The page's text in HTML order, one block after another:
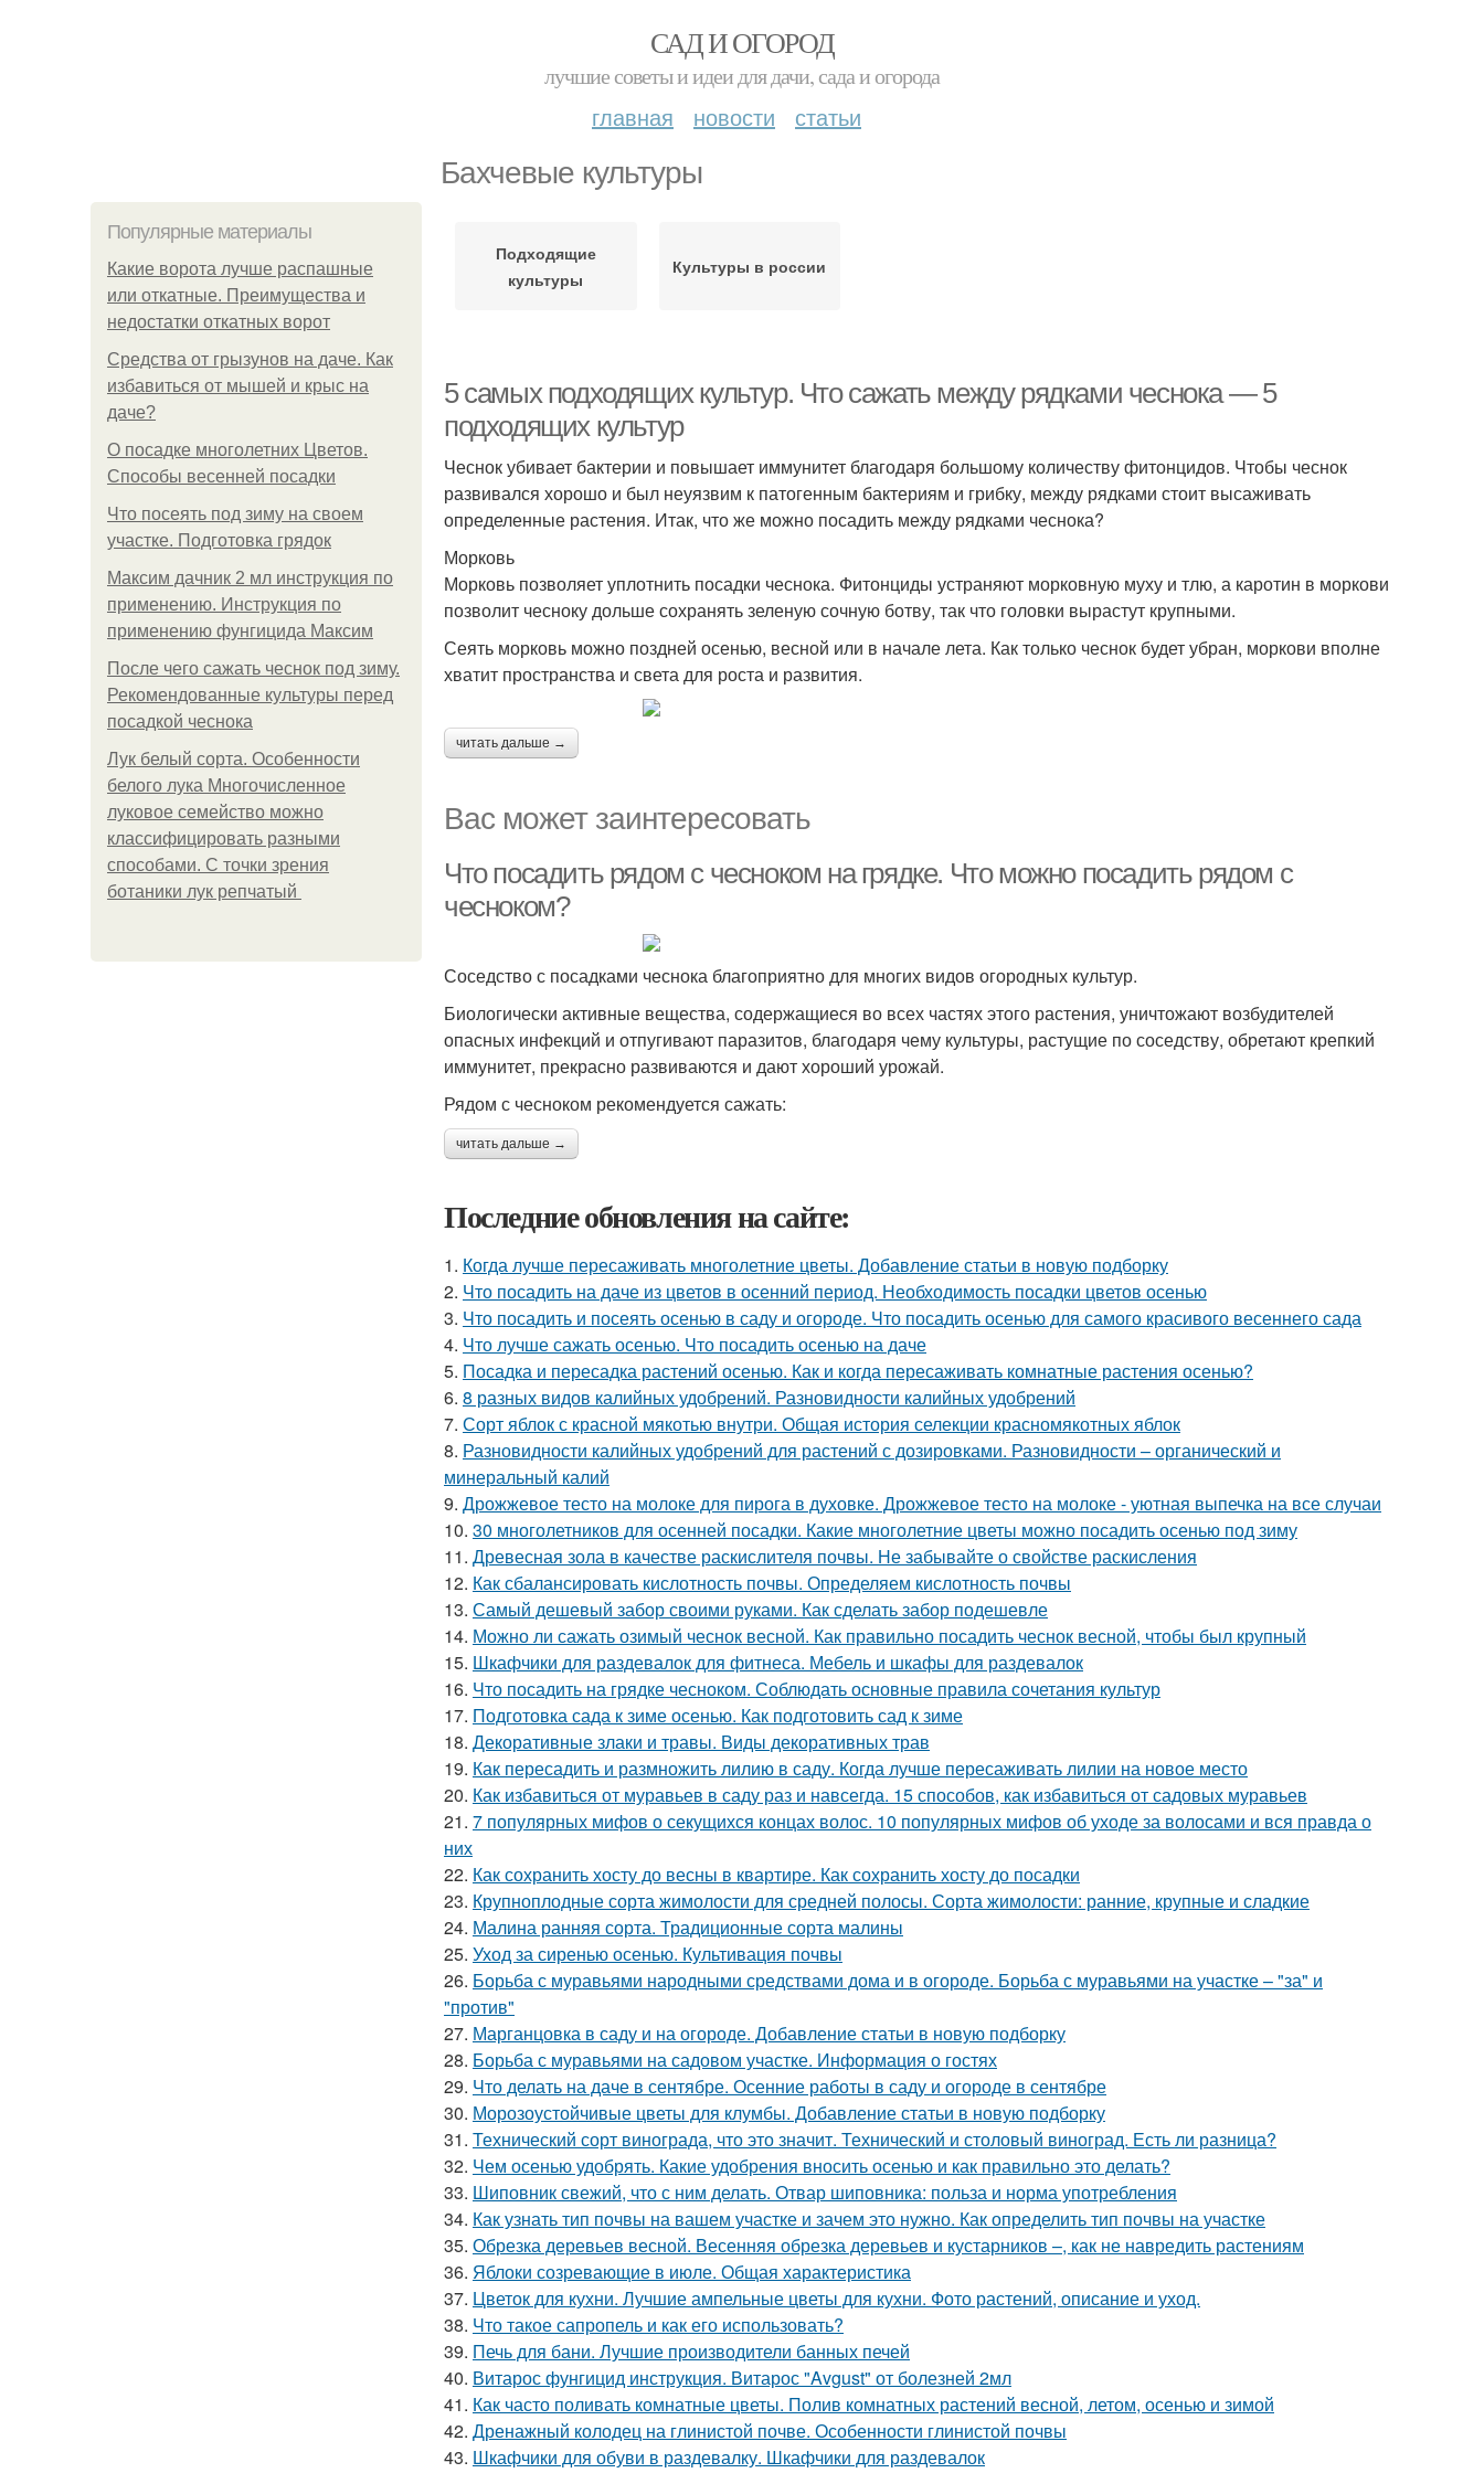
САД И ОГОРОД
лучшие советы и идеи для дачи, сада и огорода
главная новости статьи
Бахчевые культуры
Популярные материалы
Какие ворота лучше распашные
или откатные. Преимущества и
недостатки откатных ворот
Средства от грызунов на даче. Как
избавиться от мышей и крыс на
даче?
О посадке многолетних Цветов.
Способы весенней посадки
Что посеять под зиму на своем
участке. Подготовка грядок
Максим дачник 2 мл инструкция по
применению. Инструкция по
применению фунгицида Максим
После чего сажать чеснок под зиму.
Рекомендованные культуры перед
посадкой чеснока
Лук белый сорта. Особенности
белого лука Многочисленное
луковое семейство можно
классифицировать разными
способами. С точки зрения
ботаники лук репчатый
Подходящие
культуры
Культуры в россии
5 самых подходящих культур. Что сажать между рядками чеснока — 5
подходящих культур
Чеснок убивает бактерии и повышает иммунитет благодаря большому количеству фитонцидов. Чтобы чеснок
развивался хорошо и был неуязвим к патогенным бактериям и грибку, между рядками стоит высаживать
определенные растения. Итак, что же можно посадить между рядками чеснока?
Морковь
Морковь позволяет уплотнить посадки чеснока. Фитонциды устраняют морковную муху и тлю, а каротин в моркови
позволит чесноку дольше сохранять зеленую сочную ботву, так что головки вырастут крупными.
Сеять морковь можно поздней осенью, весной или в начале лета. Как только чеснок будет убран, моркови вполне
хватит пространства и света для роста и развития.
читать дальше →
Вас может заинтересовать
Что посадить рядом с чесноком на грядке. Что можно посадить рядом с
чесноком?
Соседство с посадками чеснока благоприятно для многих видов огородных культур.
Биологически активные вещества, содержащиеся во всех частях этого растения, уничтожают возбудителей
опасных инфекций и отпугивают паразитов, благодаря чему культуры, растущие по соседству, обретают крепкий
иммунитет, прекрасно развиваются и дают хороший урожай.
Рядом с чесноком рекомендуется сажать:
читать дальше →
Последние обновления на сайте:
1. Когда лучше пересаживать многолетние цветы. Добавление статьи в новую подборку
2. Что посадить на даче из цветов в осенний период. Необходимость посадки цветов осенью
3. Что посадить и посеять осенью в саду и огороде. Что посадить осенью для самого красивого весеннего сада
4. Что лучше сажать осенью. Что посадить осенью на даче
5. Посадка и пересадка растений осенью. Как и когда пересаживать комнатные растения осенью?
6. 8 разных видов калийных удобрений. Разновидности калийных удобрений
7. Сорт яблок с красной мякотью внутри. Общая история селекции красномякотных яблок
8. Разновидности калийных удобрений для растений с дозировками. Разновидности – органический и
минеральный калий
9. Дрожжевое тесто на молоке для пирога в духовке. Дрожжевое тесто на молоке - уютная выпечка на все случаи
10. 30 многолетников для осенней посадки. Какие многолетние цветы можно посадить осенью под зиму
11. Древесная зола в качестве раскислителя почвы. Не забывайте о свойстве раскисления
12. Как сбалансировать кислотность почвы. Определяем кислотность почвы
13. Самый дешевый забор своими руками. Как сделать забор подешевле
14. Можно ли сажать озимый чеснок весной. Как правильно посадить чеснок весной, чтобы был крупный
15. Шкафчики для раздевалок для фитнеса. Мебель и шкафы для раздевалок
16. Что посадить на грядке чесноком. Соблюдать основные правила сочетания культур
17. Подготовка сада к зиме осенью. Как подготовить сад к зиме
18. Декоративные злаки и травы. Виды декоративных трав
19. Как пересадить и размножить лилию в саду. Когда лучше пересаживать лилии на новое место
20. Как избавиться от муравьев в саду раз и навсегда. 15 способов, как избавиться от садовых муравьев
21. 7 популярных мифов о секущихся концах волос. 10 популярных мифов об уходе за волосами и вся правда о
них
22. Как сохранить хосту до весны в квартире. Как сохранить хосту до посадки
23. Крупноплодные сорта жимолости для средней полосы. Сорта жимолости: ранние, крупные и сладкие
24. Малина ранняя сорта. Традиционные сорта малины
25. Уход за сиренью осенью. Культивация почвы
26. Борьба с муравьями народными средствами дома и в огороде. Борьба с муравьями на участке – "за" и
"против"
27. Марганцовка в саду и на огороде. Добавление статьи в новую подборку
28. Борьба с муравьями на садовом участке. Информация о гостях
29. Что делать на даче в сентябре. Осенние работы в саду и огороде в сентябре
30. Морозоустойчивые цветы для клумбы. Добавление статьи в новую подборку
31. Технический сорт винограда, что это значит. Технический и столовый виноград. Есть ли разница?
32. Чем осенью удобрять. Какие удобрения вносить осенью и как правильно это делать?
33. Шиповник свежий, что с ним делать. Отвар шиповника: польза и норма употребления
34. Как узнать тип почвы на вашем участке и зачем это нужно. Как определить тип почвы на участке
35. Обрезка деревьев весной. Весенняя обрезка деревьев и кустарников –, как не навредить растениям
36. Яблоки созревающие в июле. Общая характеристика
37. Цветок для кухни. Лучшие ампельные цветы для кухни. Фото растений, описание и уход.
38. Что такое сапропель и как его использовать?
39. Печь для бани. Лучшие производители банных печей
40. Витарос фунгицид инструкция. Витарос "Avgust" от болезней 2мл
41. Как часто поливать комнатные цветы. Полив комнатных растений весной, летом, осенью и зимой
42. Дренажный колодец на глинистой почве. Особенности глинистой почвы
43. Шкафчики для обуви в раздевалку. Шкафчики для раздевалок